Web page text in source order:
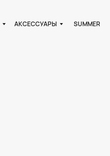
SUMMER
АКСЕССУАРЫ